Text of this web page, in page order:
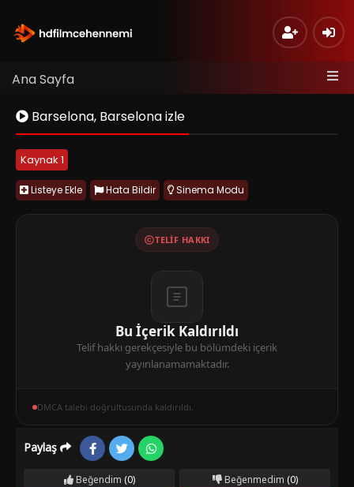
Ana Sayfa
Barselona, Barselona izle
Kaynak 1
Listeye Ekle Hata Bildir Sinema Modu
TELIF HAKKI
Bu İçerik Kaldırıldı
Telif hakkı gerekçesiyle bu bölümdeki içerik
yayınlanamamaktadır.
DMCA talebi doğrultusunda kaldırıldı.
Paylaş
Beğendim (0) Beğenmedim (0)